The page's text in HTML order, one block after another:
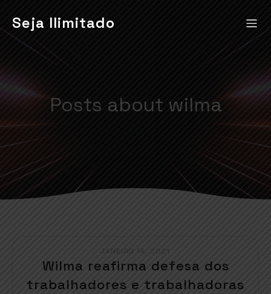
Seja Ilimitado
Posts about wilma
JANEIRO 14, 2021
Wilma reafirma defesa dos
trabalhadores e trabalhadoras